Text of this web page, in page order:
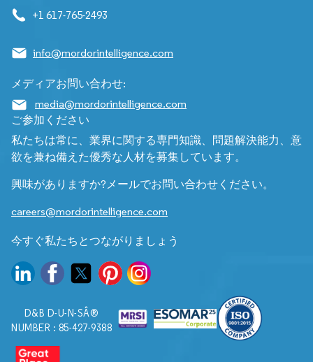
+1 617-765-2493
info@mordorintelligence.com
メディアお問い合わせ:
media@mordorintelligence.com
ご参加ください
私たちは常に、業界に関する専門知識、問題解決能力、意
欲を兼ね備えた優秀な人材を募集しています。
興味がありますか?メールでお問い合わせください。
careers@mordorintelligence.com
今すぐ私たちとつながりましょう
D&B D-U-N-SÂ®
NUMBER : 85-427-9388